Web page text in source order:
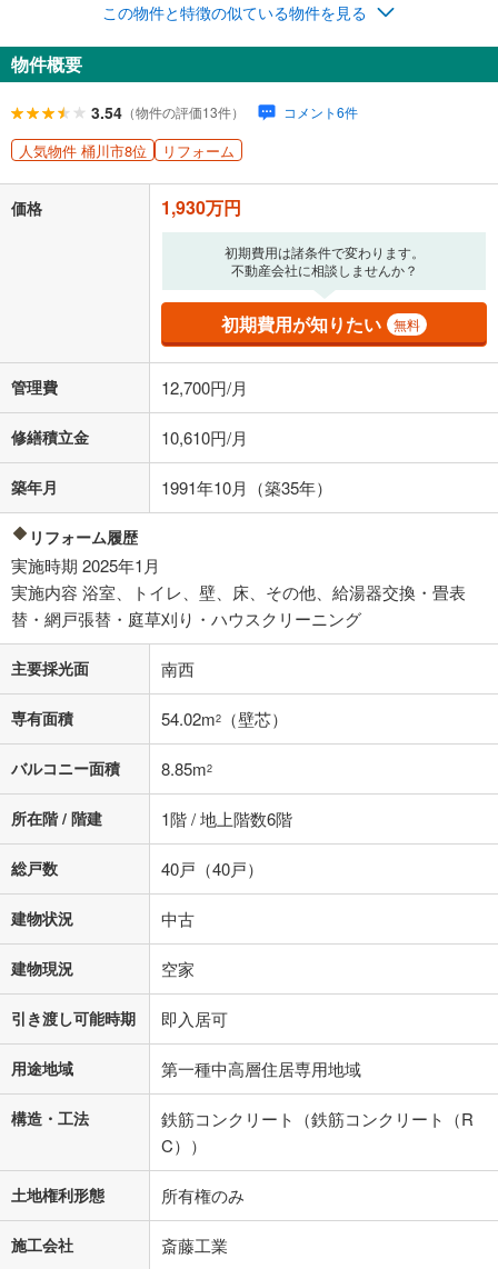
0円
年2回払いを想定しています。毎月の返済額に加えて、ボー
ナス時の増額分（1回分）を入力してください。
ボーナス払いの限度額は金融機関によって異なります。
月々の返済額 73,409円 /月
ローン返済額 50,099円（頭金比率
＋修繕積立金 10,610円＋管理費 12,700円
上、ご自身での入力をお願いいたします。初期設定で自動入力されてい
る値は、実際の金融機関等における貸出金利とは何ら関係がなく、実際
の金融機関等における貸出金利を何ら保証するものではありません。返
済方法「元利均等返済」にて算出しております。入力された金利を35年
適用した場合の計算結果を表示しています。
その他月額費用や、初期費用がかかります。ご注意ください。実際にお
借り入れの際は各金融機関等に、必ずご自身でご確認をお願いいたしま
す。
条件によってお借り入れができないことがあります。
不動産会社に購入相談をする
この物件と特徴の似ている物件を見る
物件概要
3.54 （物件の評価13件） コメント6件
人気物件 桶川市8位 リフォーム
価格 1,930万円
初期費用は諸条件で変わります。
不動産会社に相談しませんか？
初期費用が知りたい 無料
管理費 12,700円/月
修繕積立金 10,610円/月
築年月 1991年10月（築35年）
リフォーム履歴
実施時期 2025年1月
実施内容 浴室、トイレ、壁、床、その他、給湯器交換・畳表
替・網戸張替・庭草刈り・ハウスクリーニング
主要採光面 南西
専有面積 54.02m2 （壁芯）
バルコニー面積 8.85m2
所在階 / 階建 1階 / 地上階数6階
総戸数 40戸（40戸）
建物状況 中古
建物現況 空家
引き渡し可能時期 即入居可
用途地域 第一種中高層住居専用地域
構造・工法
鉄筋コンクリート（鉄筋コンクリート（R
C））
土地権利形態 所有権のみ
施工会社 斎藤工業